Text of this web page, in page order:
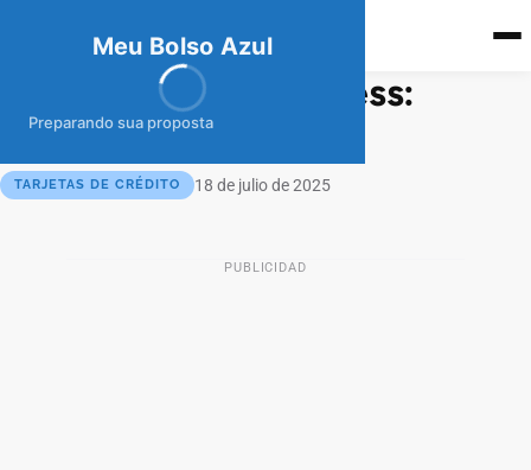
Meu Bolso Azul
Preparando sua proposta
meubolso Azul
Reba American Express:
Ventajas Exclusivas
TARJETAS DE CRÉDITO 18 de julio de 2025
PUBLICIDAD